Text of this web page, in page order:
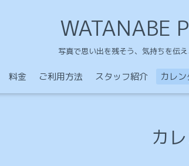
WATANABE
写真で思い出を残そう、気持ちを伝
料金 ご利用方法 スタッフ紹介 カレ
カ